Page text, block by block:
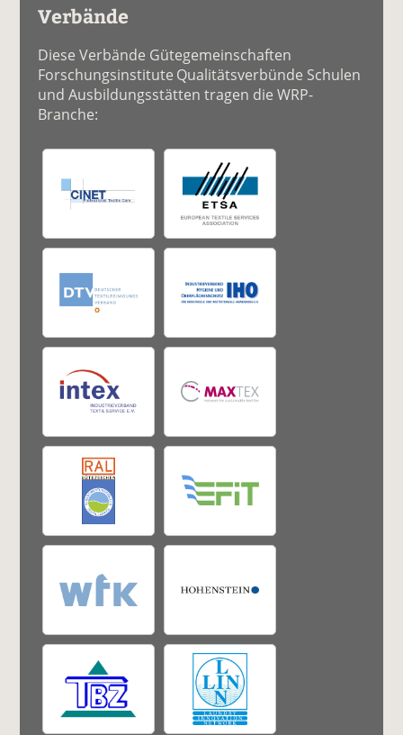
Verbände
Diese Verbände Gütegemeinschaften
Forschungsinstitute Qualitätsverbünde Schulen
und Ausbildungsstätten tragen die WRP-
Branche: